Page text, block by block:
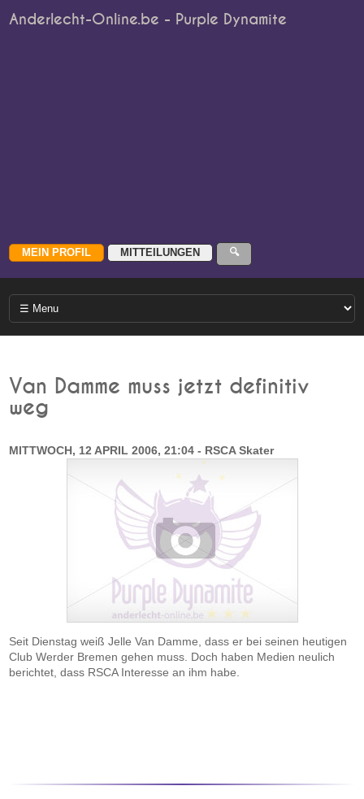
Anderlecht-Online.be - Purple Dynamite
Van Damme muss jetzt definitiv
weg
MITTWOCH, 12 APRIL 2006, 21:04 - RSCA Skater
Seit Dienstag weiß Jelle Van Damme, dass er bei seinen heutigen
Club Werder Bremen gehen muss. Doch haben Medien neulich
berichtet, dass RSCA Interesse an ihm habe.